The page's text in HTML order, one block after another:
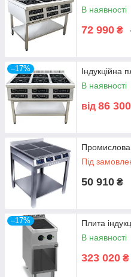
В наявності
72 990 ₴
–17%
Індукційна
В наявності
від 86 300
Промислова
Під
50 910 ₴
–17%
Плита
В наявності
323 020 ₴